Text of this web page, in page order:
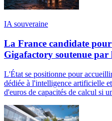
IA souveraine
La France candidate
Gigafactory soutenue
L'État se positionne pour
dédiée à l'intelligence artificielle
d'euros de capacités de calcul si